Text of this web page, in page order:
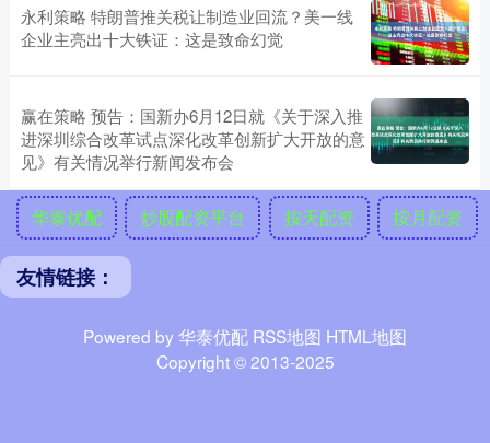
永利策略 特朗普推关税让制造业回流？美一线
企业主亮出十大铁证：这是致命幻觉
赢在策略 预告：国新办6月12日就《关于深入推
进深圳综合改革试点深化改革创新扩大开放的意
见》有关情况举行新闻发布会
华泰优配 炒股配资平台 按天配资 按月配资
友情链接：
Powered by 华泰优配 RSS地图 HTML地图
Copyright© 2013-2025